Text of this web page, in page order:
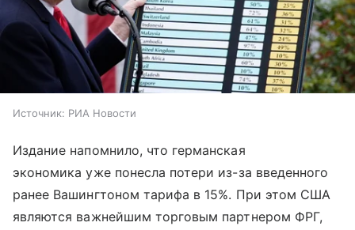
Источник: РИА Новости
Издание напомнило, что германская
экономика уже понесла потери из-за введенного
ранее Вашингтоном тарифа в 15%. При этом США
являются важнейшим торговым партнером ФРГ,